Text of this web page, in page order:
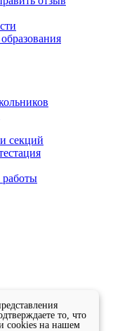
секций
работы
то, что
cookies на нашем